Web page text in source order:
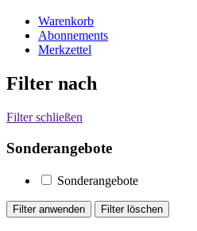
Warenkorb
Abonnements
Merkzettel
Filter nach
Filter schließen
Sonderangebote
Sonderangebote